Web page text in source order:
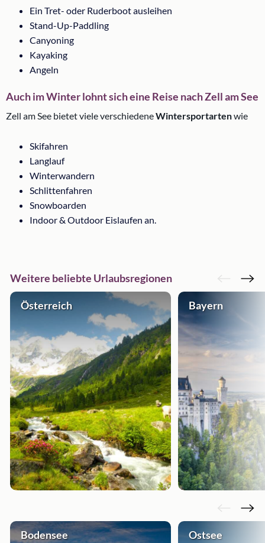
Ein Tret- oder Ruderboot ausleihen
Stand-Up-Paddling
Canyoning
Kayaking
Angeln
Auch im Winter lohnt sich eine Reise nach Zell am See
Zell am See bietet viele verschiedeneWintersportartenwie
Skifahren
Langlauf
Winterwandern
Schlittenfahren
Snowboarden
Indoor & Outdoor Eislaufen an.
Weitere beliebte Urlaubsregionen
Österreich Bayern
Bodensee Ostsee